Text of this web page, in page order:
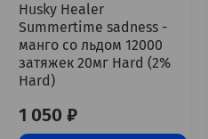
Husky Healer
Summertime sadness -
манго со льдом 12000
затяжек 20мг Hard (2%
Hard)
1 050 ₽